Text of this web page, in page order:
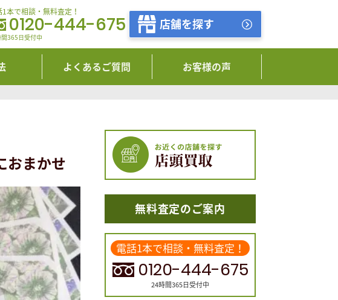
1本で相談・無料査定！
0120-444-675
365日受付中
店舗を探す
よくあるご質問 お客様の声
おまかせ
無料査定のご案内
電話1本で相談・無料査定！
0120-444-675
24時間365日受付中